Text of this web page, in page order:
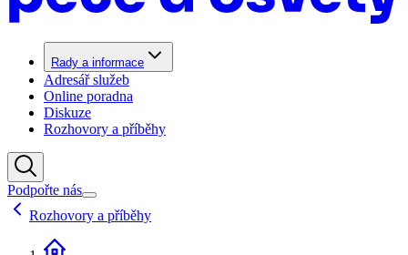
Rady a informace
Adresář služeb
Online poradna
Diskuze
Rozhovory a příběhy
Podpořte nás
Rozhovory a příběhy